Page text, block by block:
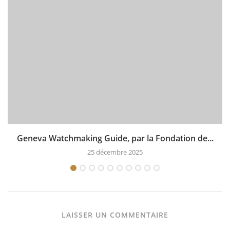
Geneva Watchmaking Guide, par la Fondation de...
25 décembre 2025
LAISSER UN COMMENTAIRE